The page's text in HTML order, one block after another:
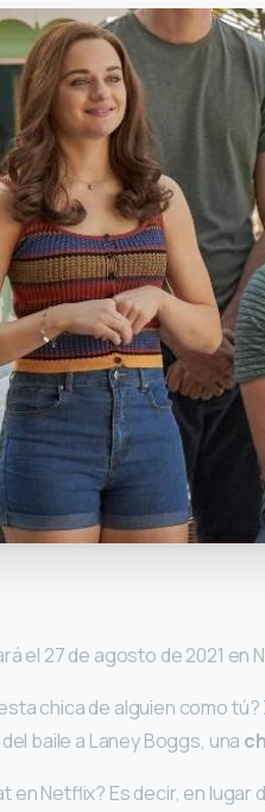
el 27 de agosto de 2021 en
chica de alguien como
baile a Laney Boggs, una
en Netflix? Es decir, en lugar